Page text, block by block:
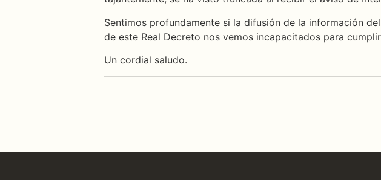
Sentimos profundamente si la difusión de la información
de este Real Decreto nos vemos incapacitados para
Un cordial saludo.